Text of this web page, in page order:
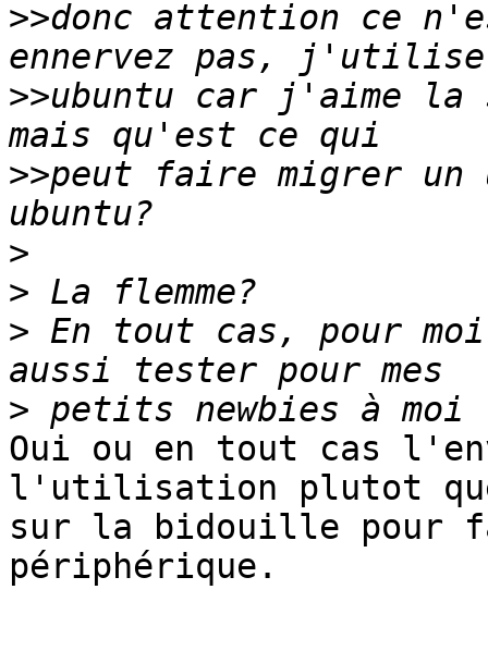
>>donc attention ce
>>ubuntu car j'aime
>>peut faire migrer un
>
>
> En tout cas, pour
>
Oui ou en tout cas
l'utilisation plutot
sur la bidouille pour
périphérique.